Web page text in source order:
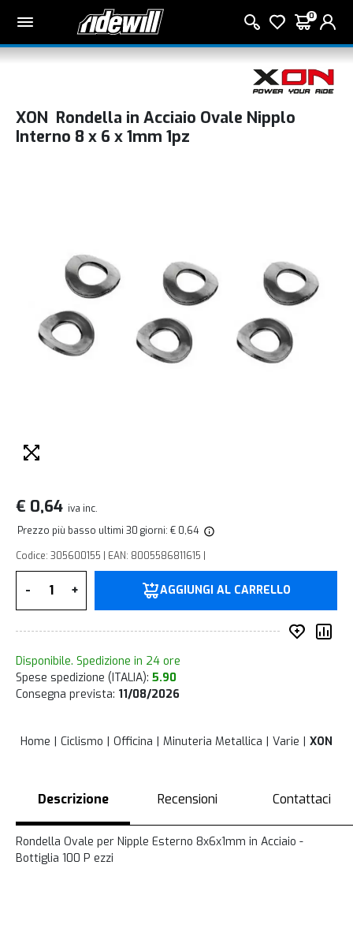
0
XON Rondella in Acciaio Ovale Nipplo
Interno 8 x 6 x 1mm 1pz
€ 0,64 iva inc.
Prezzo più basso ultimi 30 giorni: € 0,64
Codice: 305600155 | EAN: 8005586811615 |
- + AGGIUNGI AL CARRELLO
Disponibile. Spedizione in 24 ore
Spese spedizione (ITALIA): 5.90
Consegna prevista: 11/08/2026
Home Ciclismo Officina Minuteria Metallica Varie XON
Descrizione Recensioni Contattaci
Rondella Ovale per Nipple Esterno 8x6x1mm in Acciaio -
Bottiglia 100 P ezzi